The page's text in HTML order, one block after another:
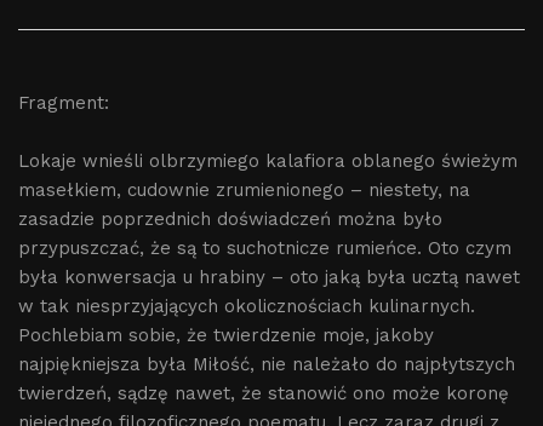
Fragment:
Lokaje wnieśli olbrzymiego kalafiora oblanego świeżym
masełkiem, cudownie zrumienionego – niestety, na
zasadzie poprzednich doświadczeń można było
przypuszczać, że są to suchotnicze rumieńce. Oto czym
była konwersacja u hrabiny – oto jaką była ucztą nawet
w tak niesprzyjających okolicznościach kulinarnych.
Pochlebiam sobie, że twierdzenie moje, jakoby
najpiękniejsza była Miłość, nie należało do najpłytszych
twierdzeń, sądzę nawet, że stanowić ono może koronę